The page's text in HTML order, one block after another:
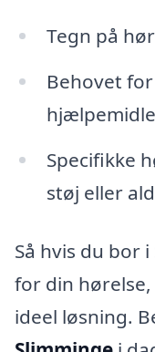
Tegn på
Behovet
Specifikke
støj eller
Så hvis du bor
for din
ideel løsning.